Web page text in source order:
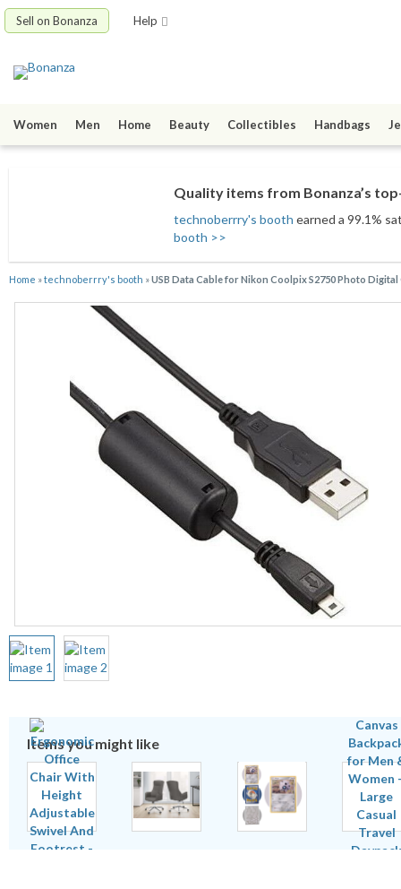
Sell on Bonanza Help
Women Men Home Beauty Collectibles Handbags
Quality items from Bonanza’s
technoberrry's booth earned a 99.1%
booth >>
Home »technoberrry's booth »USB Data Cable for Nikon Coolpix S2750 Photo Digital
Items you might like